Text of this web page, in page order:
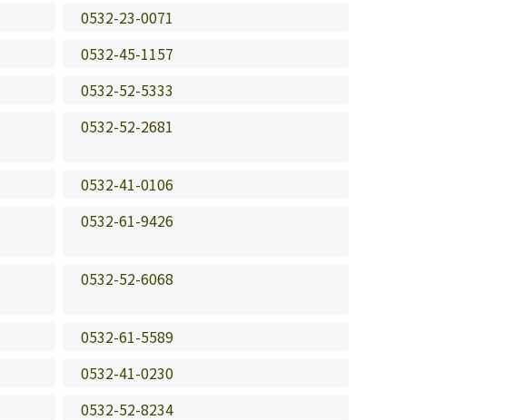
0532-23-0071
0532-45-1157
0532-52-5333
0532-52-2681
0532-41-0106
0532-61-9426
0532-52-6068
0532-61-5589
0532-41-0230
0532-52-8234